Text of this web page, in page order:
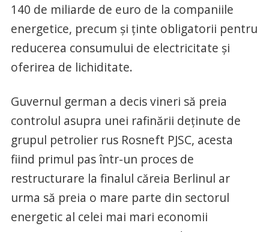
140 de miliarde de euro de la companiile
energetice, precum şi ţinte obligatorii pentru
reducerea consumului de electricitate şi
oferirea de lichiditate.
Guvernul german a decis vineri să preia
controlul asupra unei rafinării deţinute de
grupul petrolier rus Rosneft PJSC, acesta
fiind primul pas într-un proces de
restructurare la finalul căreia Berlinul ar
urma să preia o mare parte din sectorul
energetic al celei mai mari economii